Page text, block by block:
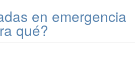
en emergencia
qué?